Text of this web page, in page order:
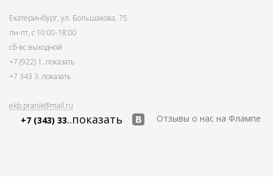
Екатеринбург, ул. Большакова, 75
пн-пт, с 10:00-18:00
сб-вс выходной
+7 (922) 1 ..показать
+7 343 3..показать
ekb.pranik@mail.ru
+7 (343) 33..показать Отзывы о нас на Флампе